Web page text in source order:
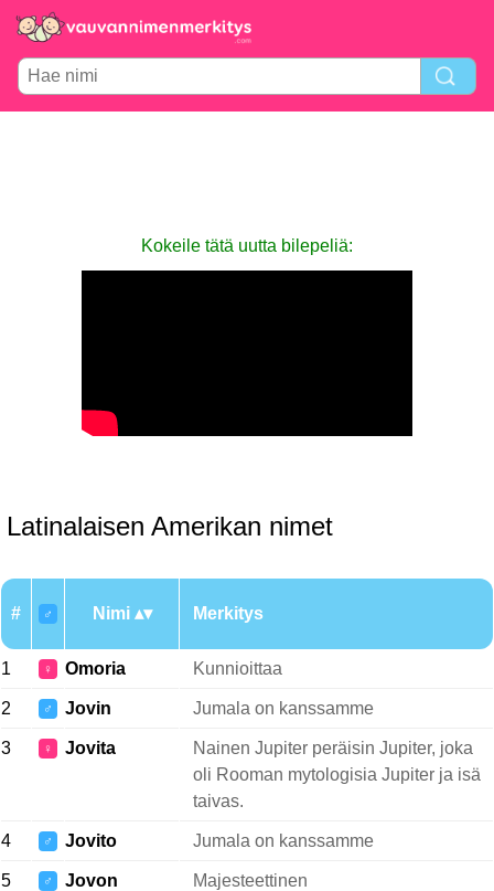
Kokeile tätä uutta bilepeliä:
Latinalaisen Amerikan nimet
# ♂ Nimi Merkitys
1 ♀ Omoria Kunnioittaa
2 ♂ Jovin Jumala on kanssamme
3 ♀ Jovita
Nainen Jupiter peräisin Jupiter, joka
oli Rooman mytologisia Jupiter ja isä
taivas.
4 ♂ Jovito Jumala on kanssamme
5 ♂ Jovon Majesteettinen